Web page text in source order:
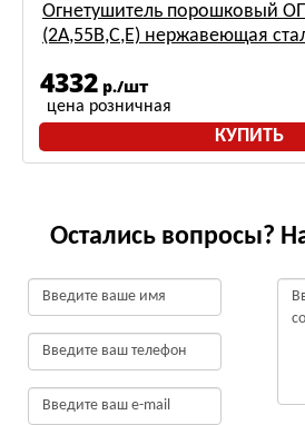
Огнетушитель порошковый
(2А,55В,С,Е) нержавеющая
4332 р./шт
цена розничная
КУПИТЬ
Остались вопросы?